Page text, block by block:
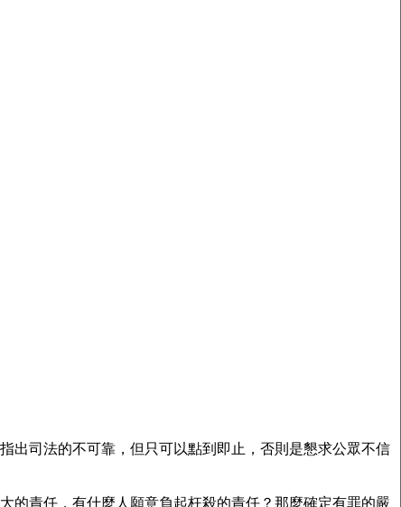
出司法的不可靠，但只可以點到即止，否則是懇求公眾不信
的責任，有什麼人願意負起枉殺的責任？那麼確定有罪的嚴